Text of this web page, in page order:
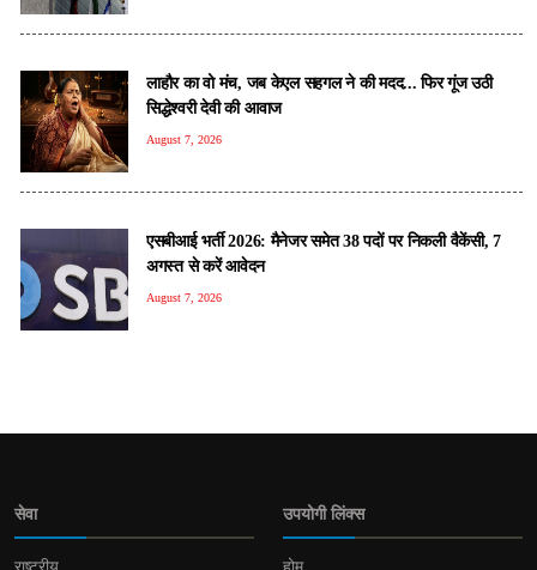
लाहौर का वो मंच, जब केएल सहगल ने की मदद... फिर गूंज उठी
सिद्धेश्वरी देवी की आवाज
August 7, 2026
एसबीआई भर्ती 2026: मैनेजर समेत 38 पदों पर निकली वैकेंसी, 7
अगस्त से करें आवेदन
August 7, 2026
सेवा उपयोगी लिंक्स